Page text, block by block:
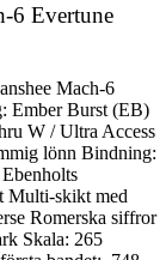
6 Evertune
Mach-6
Ember Burst (EB)
W / Ultra Access
lönn Bindning:
Multi-skikt med
Romerska siffror
Skala: 265